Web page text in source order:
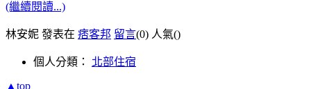
(繼續閱讀...)
林安妮 發表在 痞客邦 留言(0) 人氣()
個人分類： 北部住宿
▲top